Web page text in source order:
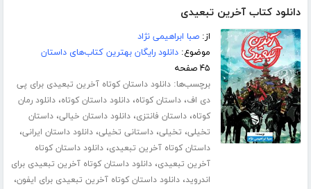
دانلود کتاب آخرین تبعیدی
از:صبا ابراهیمی نژاد
موضوع:دانلود رایگان بهترین کتاب‌های داستان
۴۵ صفحه
برچسب‌ها:دانلود داستان کوتاه آخرین تبعیدی برای پی
دی اف،داستان کوتاه،دانلود داستان کوتاه،دانلود رمان
کوتاه،داستان فانتزی،دانلود داستان خیالی،داستان
تخیلی، تخیلی،داستانی تخیلی،دانلود داستان ایرانی،
داستان کوتاه آخرین تبعیدی،دانلود داستان کوتاه
آخرین تبعیدی،دانلود داستان کوتاه آخرین تبعیدی برای
اندروید،دانلود داستان کوتاه آخرین تبعیدی برای ایفون،